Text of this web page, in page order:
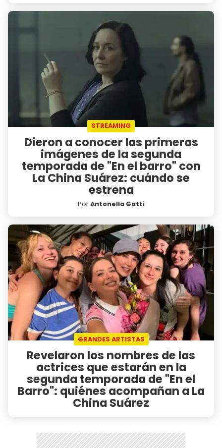
STREAMING
Dieron a conocer las primeras
imágenes de la segunda
temporada de "En el barro" con
La China Suárez: cuándo se
estrena
PorAntonella Gatti
GRANDES ARTISTAS
Revelaron los nombres de las
actrices que estarán en la
segunda temporada de "En el
Barro": quiénes acompañan a La
China Suárez